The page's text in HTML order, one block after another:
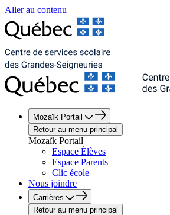
Aller au contenu
Mozaïk Portail
Retour au menu principal
Mozaïk Portail
Espace Élèves
Espace Parents
Clic école
Nous joindre
Carrières
Retour au menu principal